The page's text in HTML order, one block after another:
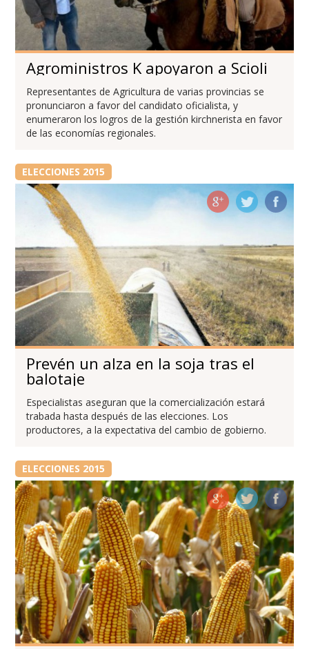
Agroministros K apoyaron a Scioli
Representantes de Agricultura de varias provincias se
pronunciaron a favor del candidato oficialista, y
enumeraron los logros de la gestión kirchnerista en favor
de las economías regionales.
ELECCIONES 2015
Prevén un alza en la soja tras el
balotaje
Especialistas aseguran que la comercialización estará
trabada hasta después de las elecciones. Los
productores, a la expectativa del cambio de gobierno.
ELECCIONES 2015